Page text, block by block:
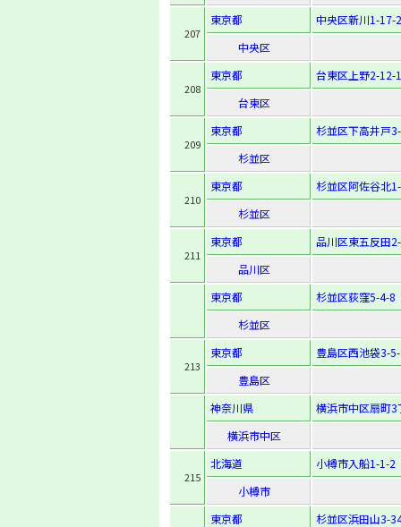
207
東京都
中央区新川1-17-
中央区
208
東京都
台東区上野2-12-
台東区
209
東京都
杉並区下高井戸
杉並区
210
東京都
杉並区阿佐谷北
杉並区
211
東京都
品川区東五反田
品川区
東京都
杉並区荻窪5-4-8
杉並区
213
東京都
豊島区西池袋3-
豊島区
神奈川県
横浜市中区扇町3
横浜市中区
215
北海道
小樽市入船1-1-2
小樽市
東京都
杉並区浜田山3-